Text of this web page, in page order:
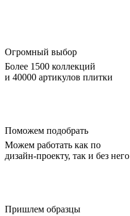
Огромный выбор
Более 1500 коллекций
и 40000 артикулов плитки
Поможем подобрать
Можем работать как по
дизайн-проекту, так и без него
Пришлем образцы